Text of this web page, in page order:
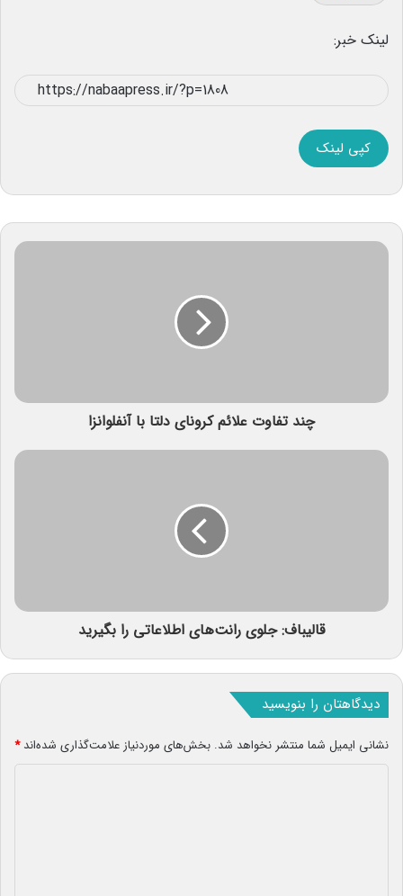
لینک خبر:
کپی لینک
چند تفاوت علائم کرونای دلتا با آنفلوانزا
قالیباف: جلوی رانت‌های اطلاعاتی را بگیرید
دیدگاهتان را بنویسید
نشانی ایمیل شما منتشر نخواهد شد. بخش‌های موردنیاز علامت‌گذاری شده‌اند*